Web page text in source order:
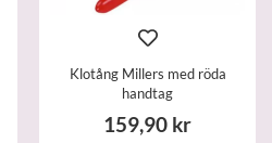
Klotång Millers med röda
handtag
159,90 kr